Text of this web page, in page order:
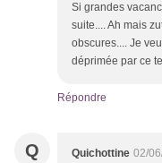
Si grandes
suite.... Ah mais
obscures.... Je
déprimée par ce
Répondre
Q Quichottine 02/